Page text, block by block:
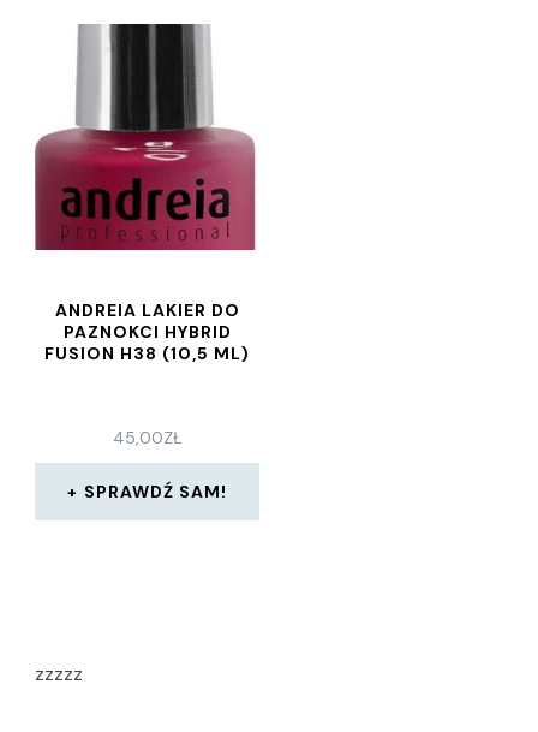
ANDREIA LAKIER DO
PAZNOKCI HYBRID
FUSION H38 (10,5 ML)
45,00ZŁ
SPRAWDŹ SAM!
zzzzz